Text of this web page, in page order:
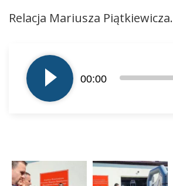
Relacja Mariusza Piątkiewicza.
plików
dźwiękowych
00:00